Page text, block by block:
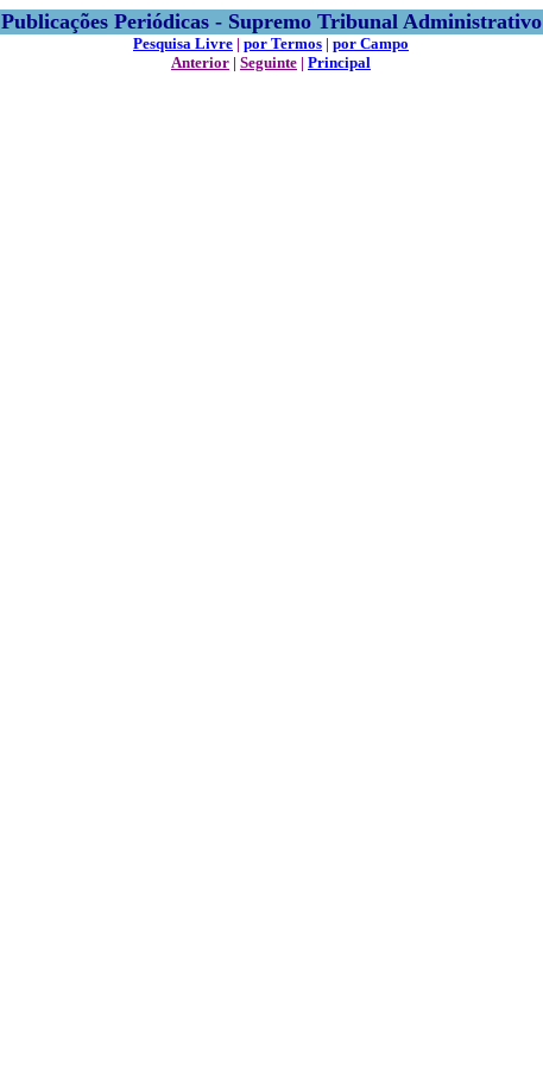
Publicações Periódicas - Supremo Tribunal Administrativo
Pesquisa Livre | por Termos | por Campo
Anterior | Seguinte | Principal